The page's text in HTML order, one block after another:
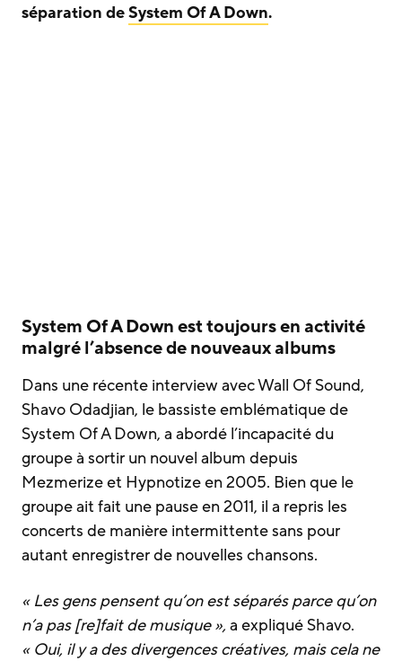
séparation deSystem Of A Down.
System Of A Down est toujours en activité
malgré l’absence de nouveaux albums
Dans une récente interview avec Wall Of Sound,
Shavo Odadjian, le bassiste emblématique de
System Of A Down, a abordé l’incapacité du
groupe à sortir un nouvel album depuis
Mezmerize et Hypnotize en 2005. Bien que le
groupe ait fait une pause en 2011, il a repris les
concerts de manière intermittente sans pour
autant enregistrer de nouvelles chansons.
« Les gens pensent qu’on est séparés parce qu’on
n’a pas [re]fait de musique », a expliqué Shavo.
« Oui, il y a des divergences créatives, mais cela ne